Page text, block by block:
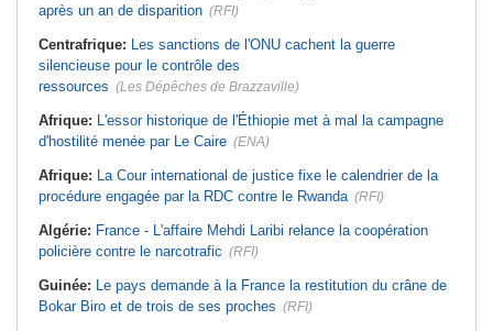
après un an de disparition (RFI)
Centrafrique: Les sanctions de l'ONU cachent la guerre
silencieuse pour le contrôle des
ressources (Les Dépêches de Brazzaville)
Afrique: L'essor historique de l'Éthiopie met à mal la campagne
d'hostilité menée par Le Caire (ENA)
Afrique: La Cour international de justice fixe le calendrier de la
procédure engagée par la RDC contre le Rwanda (RFI)
Algérie: France - L'affaire Mehdi Laribi relance la coopération
policière contre le narcotrafic (RFI)
Guinée: Le pays demande à la France la restitution du crâne de
Bokar Biro et de trois de ses proches (RFI)